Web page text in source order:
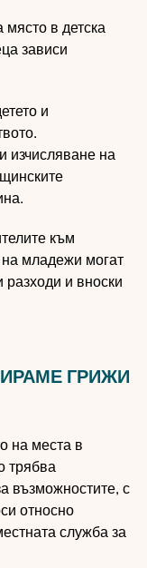
място в детска
зависи
и
изчисляване на
към
младежи могат
и вноски
ГРИЖИ
на места в
трябва
възможностите, с
относно
служба за